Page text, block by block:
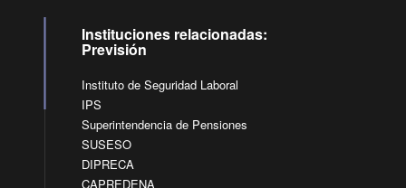
Instituciones relacionadas:
Previsión
Instituto de Seguridad Laboral
IPS
Superintendencia de Pensiones
SUSESO
DIPRECA
CAPREDENA